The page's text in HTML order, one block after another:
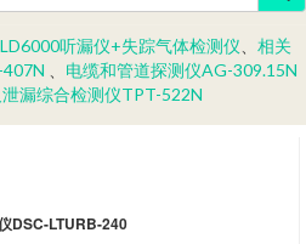
LD6000听漏仪+失踪气体检测仪
相关
电缆和管道探测仪AG-309.15N
漏综合检测仪TPT-522N
DSC-LTURB-240